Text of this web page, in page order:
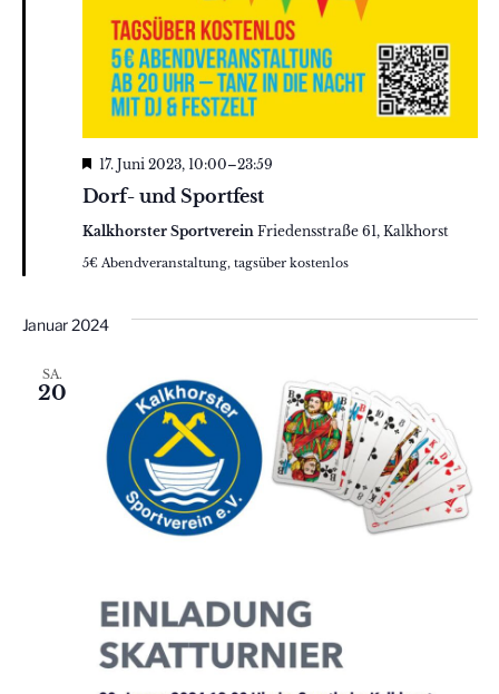
Dorf- und Sportfest
Hervorgehoben
17. Juni 2023, 10:00–23:59
Kalkhorster Sportverein Friedensstraße 61, Kalkhorst
5€ Abendveranstaltung, tagsüber kostenlos
Januar 2024
SA.
20